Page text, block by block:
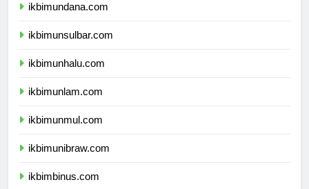
ikbimundana.com
ikbimunsulbar.com
ikbimunhalu.com
ikbimunlam.com
ikbimunmul.com
ikbimunibraw.com
ikbimbinus.com